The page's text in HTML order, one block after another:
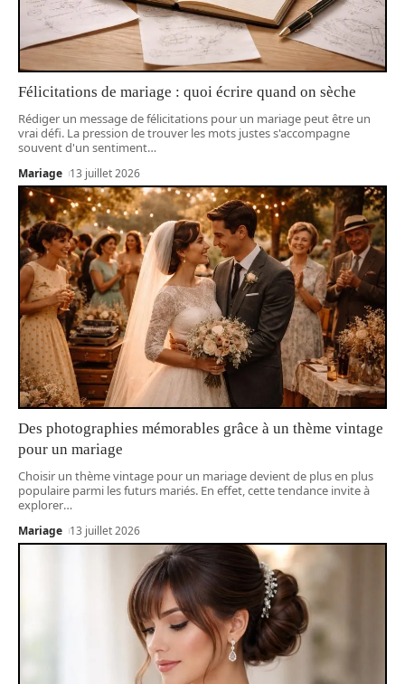
Félicitations de mariage : quoi écrire quand on sèche
Rédiger un message de félicitations pour un mariage peut être un
vrai défi. La pression de trouver les mots justes s'accompagne
souvent d'un sentiment…
Mariage 13 juillet 2026
Des photographies mémorables grâce à un thème vintage
pour un mariage
Choisir un thème vintage pour un mariage devient de plus en plus
populaire parmi les futurs mariés. En effet, cette tendance invite à
explorer…
Mariage 13 juillet 2026